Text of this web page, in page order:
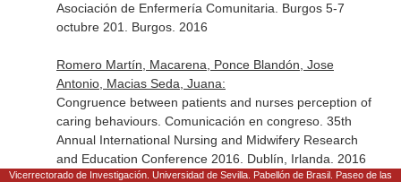
Asociación de Enfermería Comunitaria. Burgos 5-7
octubre 201. Burgos. 2016
Romero Martín, Macarena, Ponce Blandón, Jose
Antonio, Macias Seda, Juana:
Congruence between patients and nurses perception of
caring behaviours. Comunicación en congreso. 35th
Annual International Nursing and Midwifery Research
and Education Conference 2016. Dublín, Irlanda. 2016
Vicerrectorado de Investigación. Universidad de Sevilla. Pabellón de Brasil. Paseo de las